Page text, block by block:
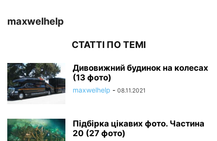
maxwelhelp
СТАТТІ ПО ТЕМІ
Дивовижний будинок на колесах
(13 фото)
maxwelhelp - 08.11.2021
Підбірка цікавих фото. Частина
20 (27 фото)